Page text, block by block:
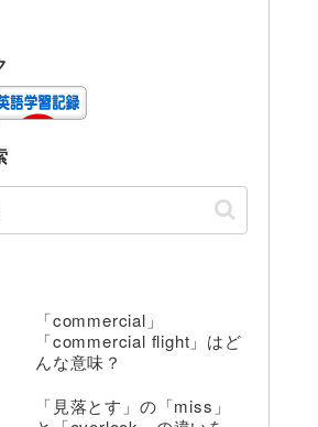
「commercial」
「commercial flight」はど
んな意味？
「見落とす」の「miss」